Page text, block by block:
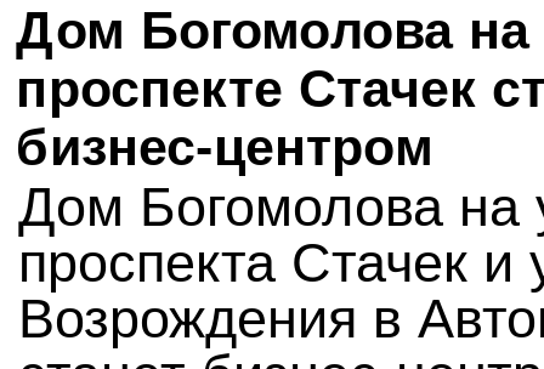
Дом Богомолова на
проспекте Стачек
бизнес-центром
Дом Богомолова на
проспекта Стачек и
Возрождения в